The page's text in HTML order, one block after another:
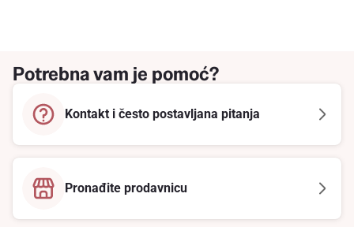
Potrebna vam je pomoć?
Kontakt i često postavljana pitanja
Pronađite prodavnicu